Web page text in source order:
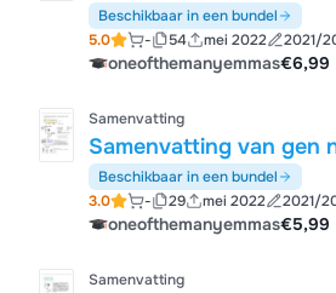
Beschikbaar in een bundel
5.0
- 54 mei 2022 2021/
oneofthemanyemmas€6,99
Samenvatting
Samenvatting van gen
Beschikbaar in een bundel
3.0
- 29 mei 2022 2021/
oneofthemanyemmas€5,99
Samenvatting